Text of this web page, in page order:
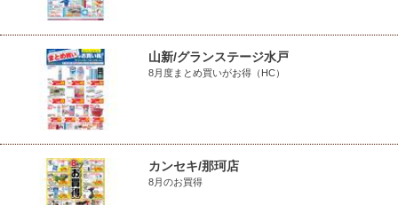
山新/グランステージ水戸
8月度まとめ買いがお得（HC）
カンセキ/那珂店
8月のお買得